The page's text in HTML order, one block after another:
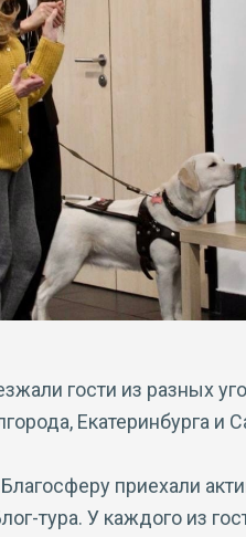
гости из разных
Екатеринбурга и
приехали
тура. У каждого из